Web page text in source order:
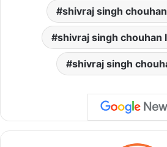
shivraj singh
shivraj singh chouhan
shivraj singh